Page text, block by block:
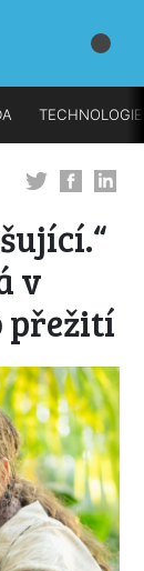
TECHNOLOGIE
v
přežití